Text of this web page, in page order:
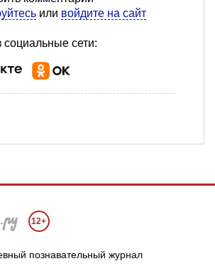
или войдите на сайт
социальные сети:
12+
познавательный журнал